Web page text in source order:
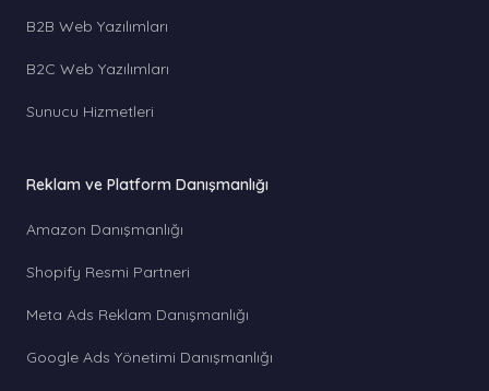
B2B Web Yazılımları
B2C Web Yazılımları
Sunucu Hizmetleri
Reklam ve Platform Danışmanlığı
Amazon Danışmanlığı
Shopify Resmi Partneri
Meta Ads Reklam Danışmanlığı
Google Ads Yönetimi Danışmanlığı